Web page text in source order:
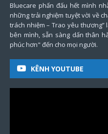
Bluecare phấn đấu hết mình
những trải nghiệm tuyệt vời về
trách nhiệm – Trao yêu
bên mình, sẵn sàng dấn thân
phúc hơn" đến cho mọi người.
KÊNH YOUTUBE